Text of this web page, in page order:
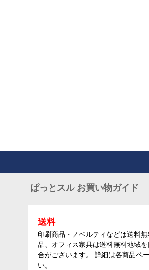
ぱっとスル お買い物ガイド
送料
印刷商品・ノベルティなどは送料
品、オフィス家具は送料無料地域
合がございます。 詳細は各商品ペ
い。